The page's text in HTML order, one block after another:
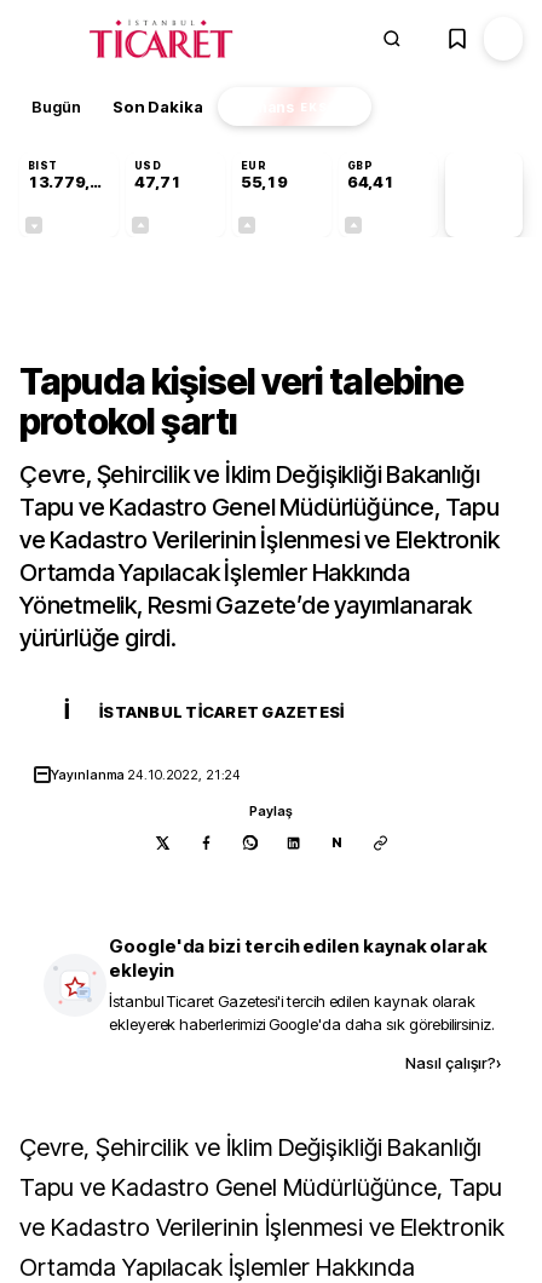
Bugün Son Dakika Finans EKSTRA
BIST
13.779,39
USD
47,71
EUR
55,19
GBP
64,41
Tapuda kişisel veri talebine
protokol şartı
Çevre, Şehircilik ve İklim Değişikliği Bakanlığı
Tapu ve Kadastro Genel Müdürlüğünce, Tapu
ve Kadastro Verilerinin İşlenmesi ve Elektronik
Ortamda Yapılacak İşlemler Hakkında
Yönetmelik, Resmi Gazete’de yayımlanarak
yürürlüğe girdi.
İ İSTANBUL TICARET GAZETESI
Yayınlanma 24.10.2022, 21:24
Paylaş
N
Google'da bizi tercih edilen kaynak olarak
ekleyin
İstanbul Ticaret Gazetesi'i tercih edilen kaynak olarak
ekleyerek haberlerimizi Google'da daha sık görebilirsiniz.
Nasıl çalışır?›
Çevre, Şehircilik ve İklim Değişikliği Bakanlığı
Tapu ve Kadastro Genel Müdürlüğünce, Tapu
ve Kadastro Verilerinin İşlenmesi ve Elektronik
Ortamda Yapılacak İşlemler Hakkında